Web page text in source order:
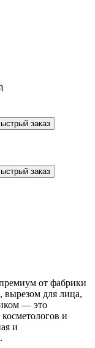
заказ
заказ
от фабрики
вырезом для лица,
— это
и
и